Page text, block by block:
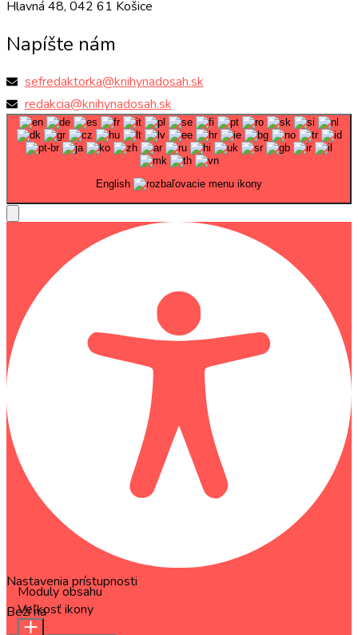
Hlavná 48, 042 61 Košice
Napíšte nám
sefredaktorka@knihynadosah.sk
redakcia@knihynadosah.sk
English
Nastavenia prístupnosti
Beží naOneTap
Moduly obsahu
Veľkosť ikony